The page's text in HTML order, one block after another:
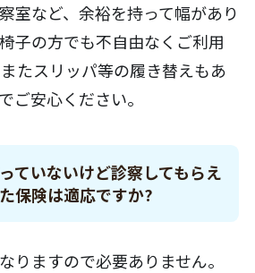
室など、余裕を持って幅があり
子の方でも不自由なくご利用
たスリッパ等の履き替えもあ
ご安心ください。
ていないけど診察してもらえ
保険は適応ですか?
りますので必要ありません。